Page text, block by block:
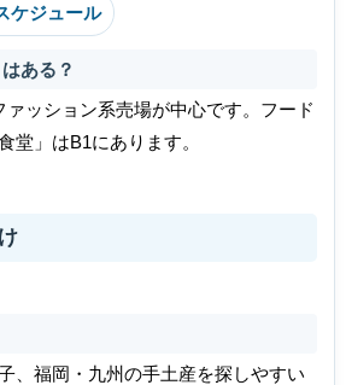
ケジュール
ある？
ッション系売場が中心です。フード
堂」はB1にあります。
、福岡・九州の手土産を探しやすい